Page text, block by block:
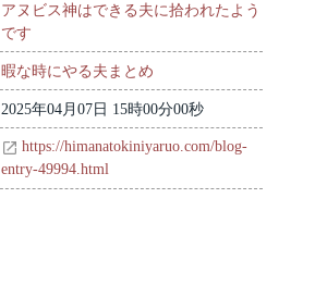
アヌビス神はできる夫に拾われたよう
です
暇な時にやる夫まとめ
2025年04月07日 15時00分00秒
https://himanatokiniyaruo.com/blog-
entry-49994.html